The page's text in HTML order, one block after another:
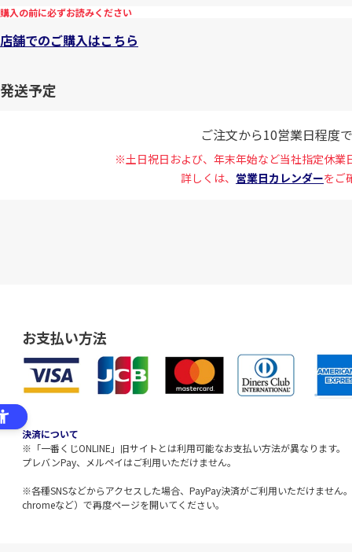
購入の前に必ずお読みください
店舗でのご購入はこちら
発送予定
ご注文から10営業日程度
※土日祝日および、年末年始など当社指定休業
詳しくは、 営業日カレンダーをご
お支払い方法
決済について
※「一番くじONLINE」旧サイトとは利用可能なお支払い方法が異なります。
プレバンPay、メルペイはご利用いただけません。
※各種SNSなどからアクセスした場合、PayPay決済がご利用いただけません
chromeなど）で再度ページを開いてください。